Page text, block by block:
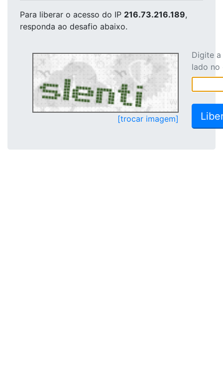
Para liberar o acesso do IP 216.73.216.189,
responda ao desafio abaixo.
[trocar imagem]
Digite
lado no